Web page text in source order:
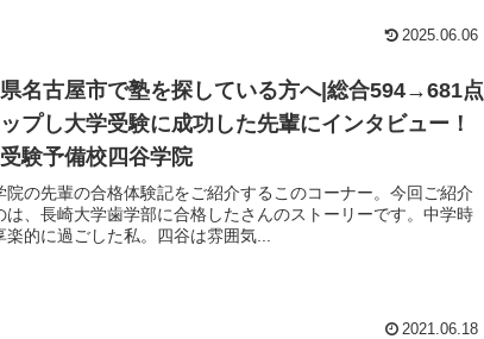
2025.06.06
名古屋市で塾を探している方へ|総合594→681点
プし大学受験に成功した先輩にインタビュー！
験予備校四谷学院
院の先輩の合格体験記をご紹介するこのコーナー。今回ご紹介
は、長崎大学歯学部に合格したさんのストーリーです。中学時
楽的に過ごした私。四谷は雰囲気...
2021.06.18